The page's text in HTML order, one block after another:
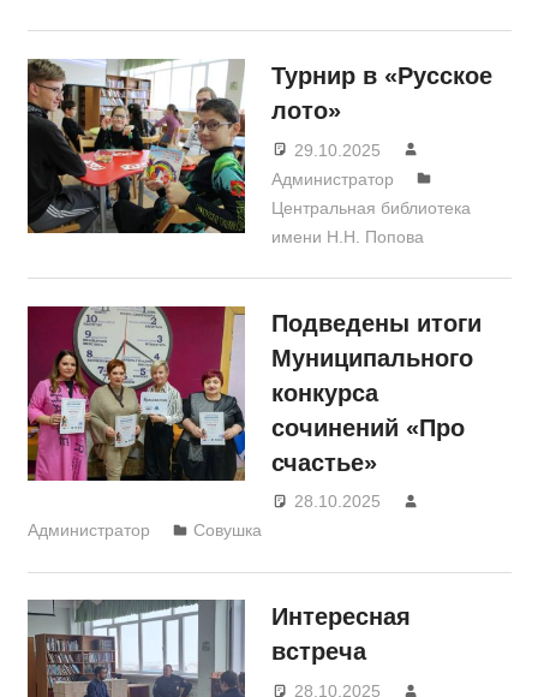
Турнир в «Русское
лото»
29.10.2025
Администратор
Центральная библиотека
имени Н.Н. Попова
Подведены итоги
Муниципального
конкурса
сочинений «Про
счастье»
28.10.2025
Администратор
Совушка
Интересная
встреча
28.10.2025